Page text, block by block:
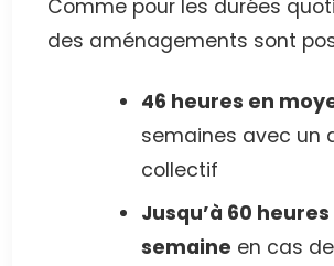
Comme pour les durées
des aménagements sont
46 heures en
semaines avec un
collectif
Jusqu’à 60
semaine en cas de